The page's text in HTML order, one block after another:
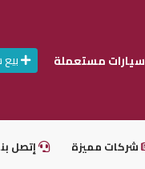
سيارات مستعملة
شركات مميزة إتصل